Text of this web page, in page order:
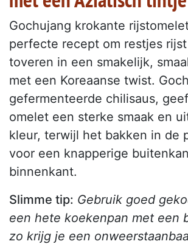
Gochujang krokante
perfecte recept om restjes
toveren in een smakelijk,
met een Koreaanse twist.
gefermenteerde chilisaus,
omelet een sterke smaak en
kleur, terwijl het bakken in de
voor een knapperige
binnenkant.
Slimme tip: Gebruik goed
een hete koekenpan met een
zo krijg je een